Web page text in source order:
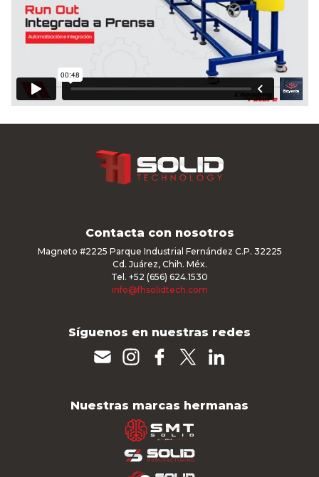
Contacta con nosotros
Magneto #2225 Parque Industrial Fernández C.P. 32225
Cd. Juárez, Chih. Méx.
Tel. +52 (656) 624.1530
info@fhsolidtech.com
Síguenos en nuestras redes
Nuestras marcas hermanas